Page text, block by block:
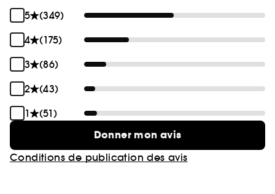
5
(349)
4
(175)
3
(86)
2
(43)
1
(51)
Donner mon avis
Conditions de publication des avis